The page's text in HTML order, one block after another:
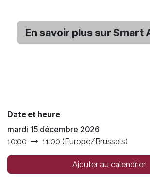
En savoir plus sur Smart
Date et heure
mardi 15 décembre 2026
10:00 11:00 (Europe/Brussels)
Ajouter au calendrier